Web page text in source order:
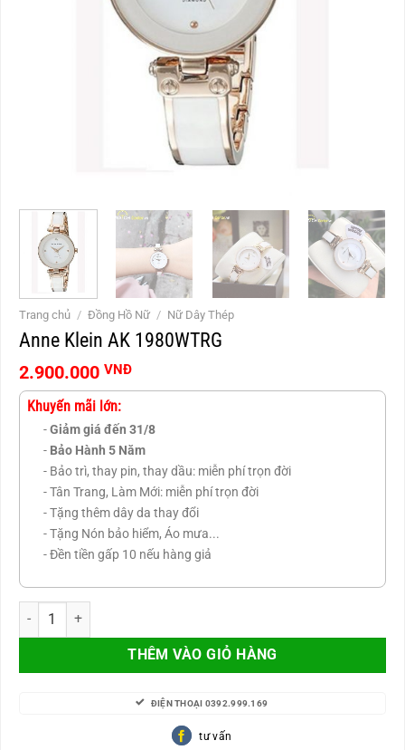
Trang chủ / Đồng Hồ Nữ / Nữ Dây Thép
Anne Klein AK 1980WTRG
2.900.000 VNĐ
Khuyến mãi lớn:
-Giảm giá đến 31/8
- Bảo Hành 5 Năm
- Bảo trì, thay pin, thay dầu: miễn phí trọn đời
- Tân Trang, Làm Mới: miễn phí trọn đời
- Tặng thêm dây da thay đổi
- Tặng Nón bảo hiểm, Áo mưa...
- Đền tiền gấp 10 nếu hàng giả
Anne Klein AK 1980WTRG số lượng
THÊM VÀO GIỎ HÀNG
ĐIỆN THOẠI 0392.999.169
tư vấn